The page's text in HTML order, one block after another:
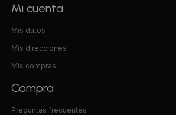
Mi cuenta
Mis datos
Mis direcciones
Mis compras
Compra
Preguntas frecuentes